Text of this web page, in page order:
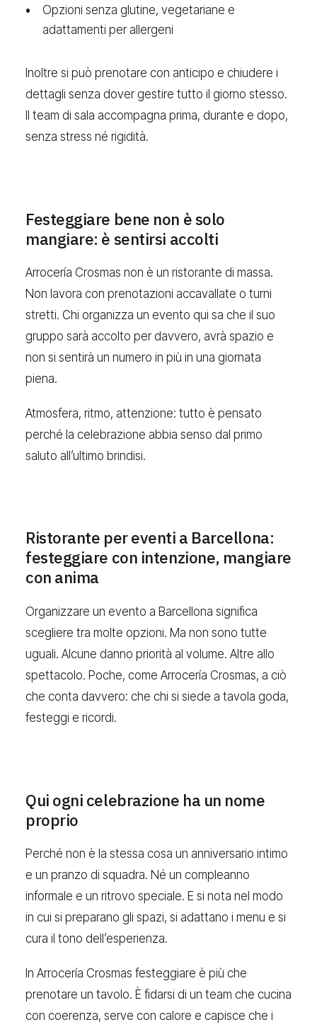
Opzioni senza glutine, vegetariane e
adattamenti per allergeni
Inoltre si può prenotare con anticipo e chiudere i
dettagli senza dover gestire tutto il giorno stesso.
Il team di sala accompagna prima, durante e dopo,
senza stress né rigidità.
Festeggiare bene non è solo
mangiare: è sentirsi accolti
Arrocería Crosmas non è un ristorante di massa.
Non lavora con prenotazioni accavallate o turni
stretti. Chi organizza un evento qui sa che il suo
gruppo sarà accolto per davvero, avrà spazio e
non si sentirà un numero in più in una giornata
piena.
Atmosfera, ritmo, attenzione: tutto è pensato
perché la celebrazione abbia senso dal primo
saluto all’ultimo brindisi.
Ristorante per eventi a Barcellona:
festeggiare con intenzione, mangiare
con anima
Organizzare un evento a Barcellona significa
scegliere tra molte opzioni. Ma non sono tutte
uguali. Alcune danno priorità al volume. Altre allo
spettacolo. Poche, come Arrocería Crosmas, a ciò
che conta davvero: che chi si siede a tavola goda,
festeggi e ricordi.
Qui ogni celebrazione ha un nome
proprio
Perché non è la stessa cosa un anniversario intimo
e un pranzo di squadra. Né un compleanno
informale e un ritrovo speciale. E si nota nel modo
in cui si preparano gli spazi, si adattano i menu e si
cura il tono dell’esperienza.
In Arrocería Crosmas festeggiare è più che
prenotare un tavolo. È fidarsi di un team che cucina
con coerenza, serve con calore e capisce che i